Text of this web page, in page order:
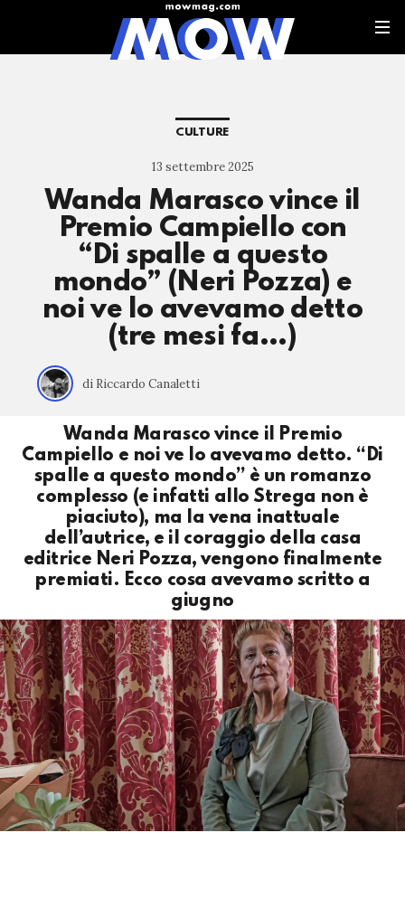
CULTURE
13 settembre 2025
Wanda Marasco vince il
Premio Campiello con
“Di spalle a questo
mondo” (Neri Pozza) e
noi ve lo avevamo detto
(tre mesi fa…)
di Riccardo Canaletti
Wanda Marasco vince il Premio
Campiello e noi ve lo avevamo detto. “Di
spalle a questo mondo” è un romanzo
complesso (e infatti allo Strega non è
piaciuto), ma la vena inattuale
dell’autrice, e il coraggio della casa
editrice Neri Pozza, vengono finalmente
premiati. Ecco cosa avevamo scritto a
giugno